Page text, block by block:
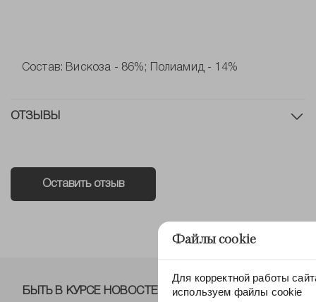
Состав: Вискоза - 86%; Полиамид - 14%
ОТЗЫВЫ
Оставить отзыв
БЫТЬ В КУРСЕ НОВОСТЕЙ ОТ NELVA!
Файлы cookie
Для корректной работы
используем файлы cookie